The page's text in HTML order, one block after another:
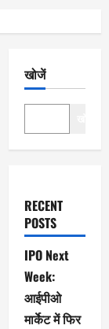
खोजें
RECENT
POSTS
IPO Next
Week:
आईपीओ
मार्केट में फिर